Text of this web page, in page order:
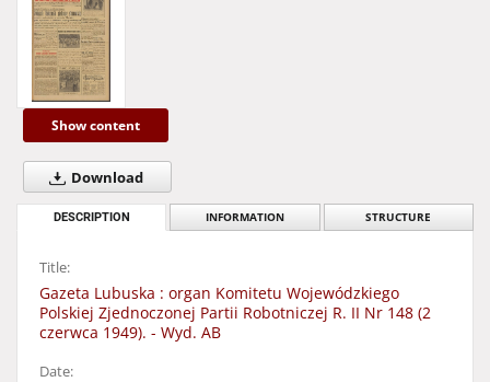
Show content
Download
DESCRIPTION INFORMATION STRUCTURE
Title:
Gazeta Lubuska : organ Komitetu Wojewódzkiego
Polskiej Zjednoczonej Partii Robotniczej R. II Nr 148 (2
czerwca 1949). - Wyd. AB
Date: